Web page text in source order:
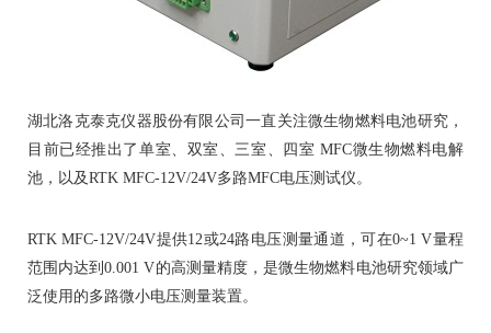
湖北洛克泰克仪器股份有限公司一直关注微生物燃料电池研究，
目前已经推出了单室、双室、三室、四室 MFC微生物燃料电解
池，以及RTK MFC-12V/24V多路MFC电压测试仪。
RTK MFC-12V/24V提供12或24路电压测量通道，可在0~1 V量程
范围内达到0.001 V的高测量精度，是微生物燃料电池研究领域广
泛使用的多路微小电压测量装置。